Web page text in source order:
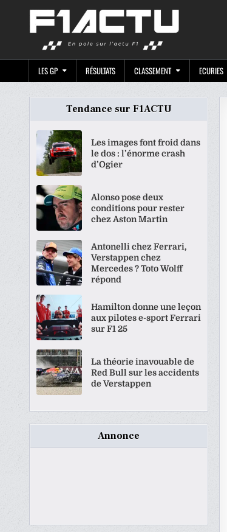
LES GP RÉSULTATS CLASSEMENT ECURIES
Tendance sur F1ACTU
Les images font froid dans
le dos : l’énorme crash
d’Ogier
Alonso pose deux
conditions pour rester
chez Aston Martin
Antonelli chez Ferrari,
Verstappen chez
Mercedes ? Toto Wolff
répond
Hamilton donne une leçon
aux pilotes e-sport Ferrari
sur F1 25
La théorie inavouable de
Red Bull sur les accidents
de Verstappen
Annonce